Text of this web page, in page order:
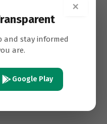
×
and stay informed
are.
Google Play